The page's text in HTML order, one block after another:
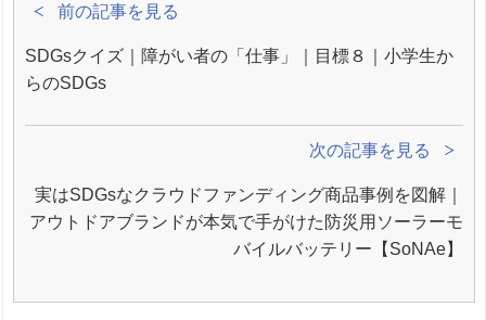
前の記事を見る
SDGsクイズ｜障がい者の「仕事」｜目標８｜小学生か
らのSDGs
次の記事を見る
実はSDGsなクラウドファンディング商品事例を図解｜
アウトドアブランドが本気で手がけた防災用ソーラーモ
バイルバッテリー【SoNAe】